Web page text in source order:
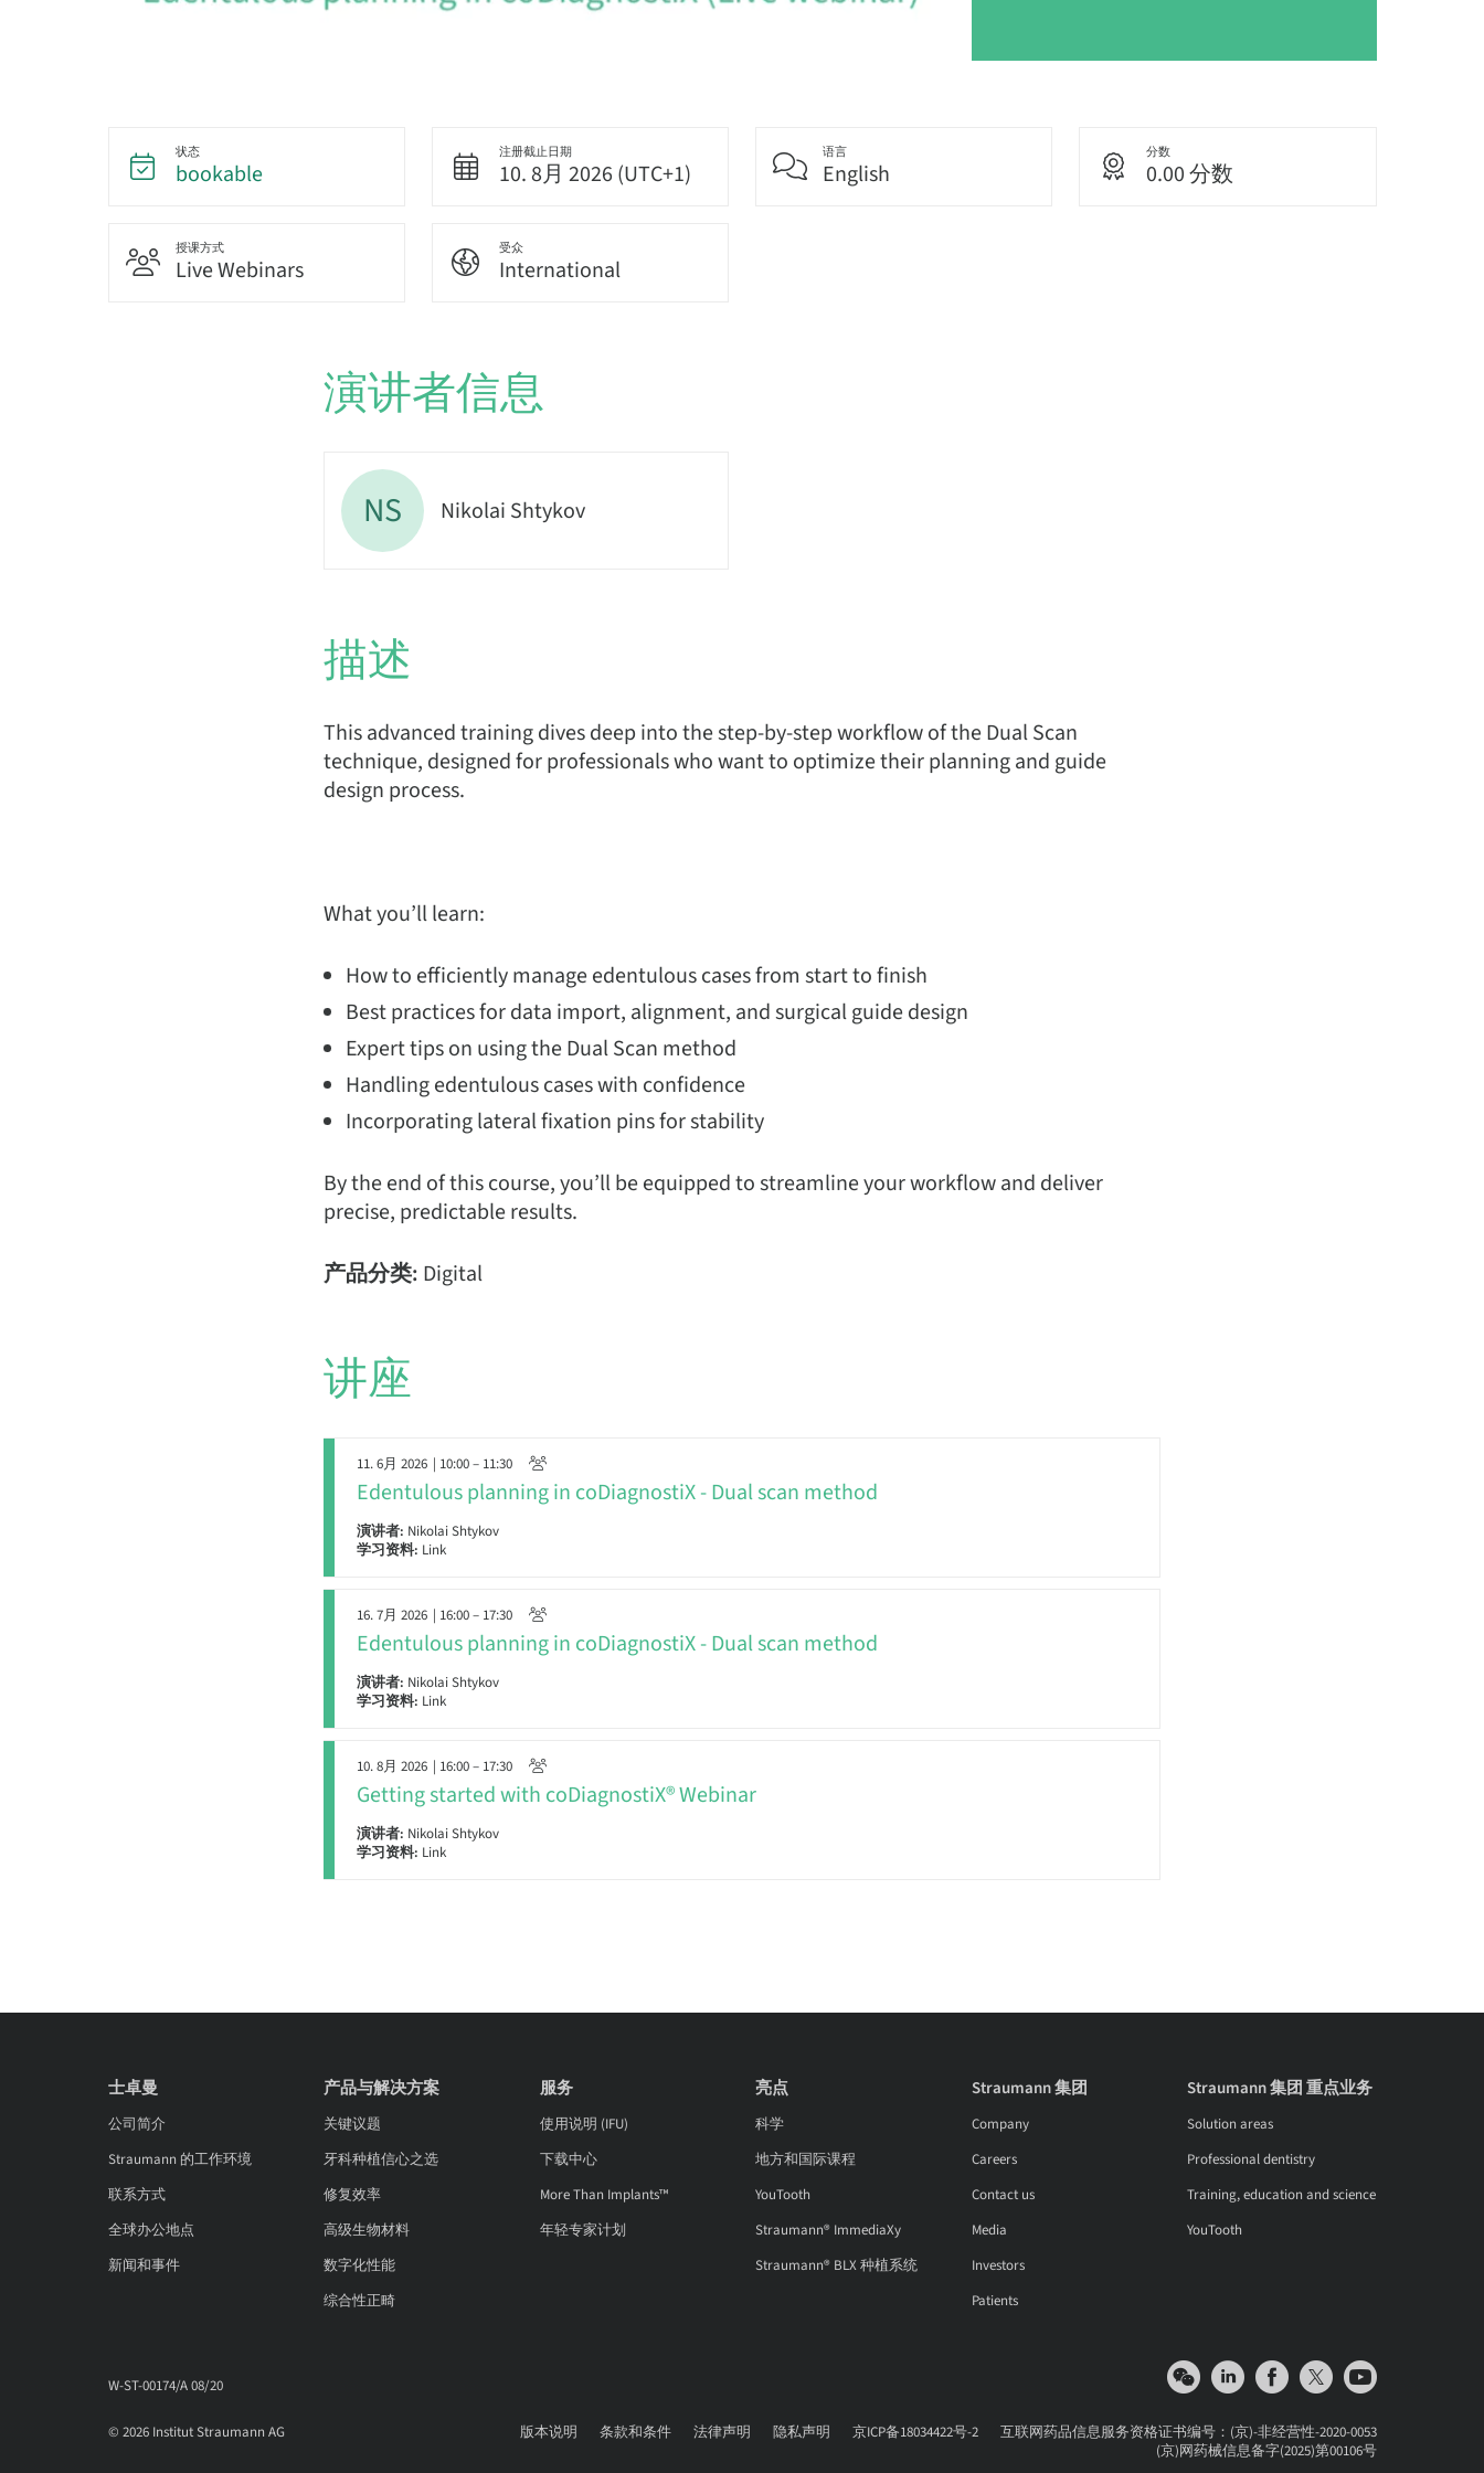
状态
bookable
注册截止日期
10. 8月 2026 (UTC+1)
语言
English
分数
0.00 分数
授课方式
Live Webinars
受众
International
演讲者信息
NS Nikolai Shtykov
描述
This advanced training dives deep into the step-by-step workflow of the Dual Scan
technique, designed for professionals who want to optimize their planning and guide
design process.
What you’ll learn:
How to efficiently manage edentulous cases from start to finish
Best practices for data import, alignment, and surgical guide design
Expert tips on using the Dual Scan method
Handling edentulous cases with confidence
Incorporating lateral fixation pins for stability
By the end of this course, you’ll be equipped to streamline your workflow and deliver
precise, predictable results.
产品分类: Digital
讲座
11. 6月 2026 | 10:00 – 11:30
Edentulous planning in coDiagnostiX - Dual scan method
演讲者: Nikolai Shtykov
学习资料: Link
16. 7月 2026 | 16:00 – 17:30
Edentulous planning in coDiagnostiX - Dual scan method
演讲者: Nikolai Shtykov
学习资料: Link
10. 8月 2026 | 16:00 – 17:30
Getting started with coDiagnostiX® Webinar
演讲者: Nikolai Shtykov
学习资料: Link
士卓曼
公司简介
Straumann 的工作环境
联系方式
全球办公地点
新闻和事件
产品与解决方案
关键议题
牙科种植信心之选
修复效率
高级生物材料
数字化性能
综合性正畸
服务
使用说明 (IFU)
下载中心
More Than Implants™
年轻专家计划
亮点
科学
地方和国际课程
YouTooth
Straumann® ImmediaXy
Straumann® BLX 种植系统
Straumann 集团
Company
Careers
Contact us
Media
Investors
Patients
Straumann 集团 重点业务
Solution areas
Professional dentistry
Training, education and science
YouTooth
W-ST-00174/A 08/20
© 2026 Institut Straumann AG 版本说明 条款和条件 法律声明 隐私声明 京ICP备18034422号-2
互联网药品信息服务资格证书编号：(京)-非经营性-2020-0053
(京)网药械信息备字(2025)第00106号